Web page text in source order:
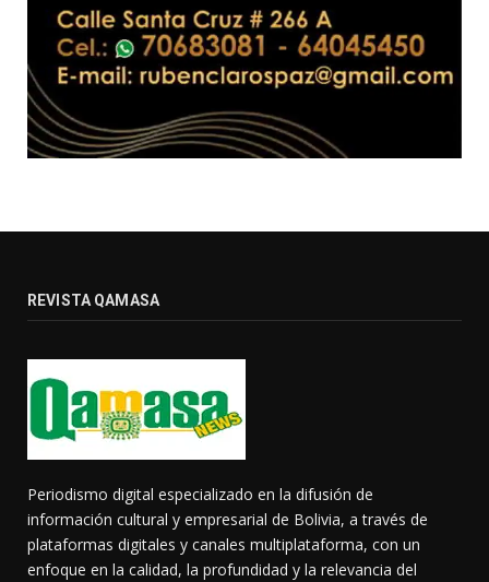
REVISTA QAMASA
Periodismo digital especializado en la difusión de
información cultural y empresarial de Bolivia, a través de
plataformas digitales y canales multiplataforma, con un
enfoque en la calidad, la profundidad y la relevancia del